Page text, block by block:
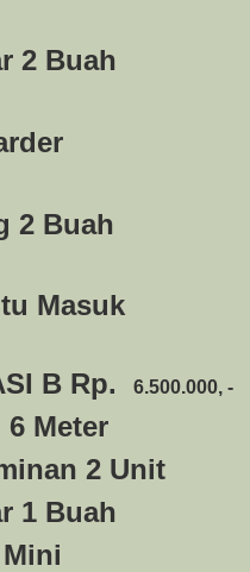
2 Buah
2 Buah
Masuk
B Rp. 6.500.000, -
6 Meter
2 Unit
1 Buah